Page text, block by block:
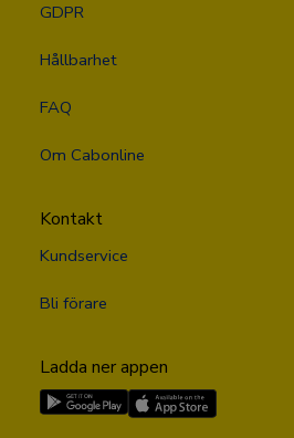
GDPR
Hållbarhet
FAQ
Om Cabonline
Kontakt
Kundservice
Bli förare
Ladda ner appen